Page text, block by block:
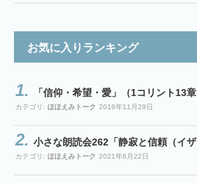
お気に入りランキング
「信仰・希望・愛」（1コリント13章
カテゴリ: ほほえみトーク 2016年11月29日
小さな朗読会262「静寂と信頼（イ
カテゴリ: ほほえみトーク 2021年6月22日